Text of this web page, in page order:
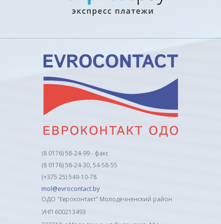
(8 0176) 58-24-99 - факс
(8 0176) 58-24-30, 54-58-55
(+375 25) 549-10-78
mol@evrocontact.by
ОДО "Евроконтакт" Молодечненский район
УНП 600213493